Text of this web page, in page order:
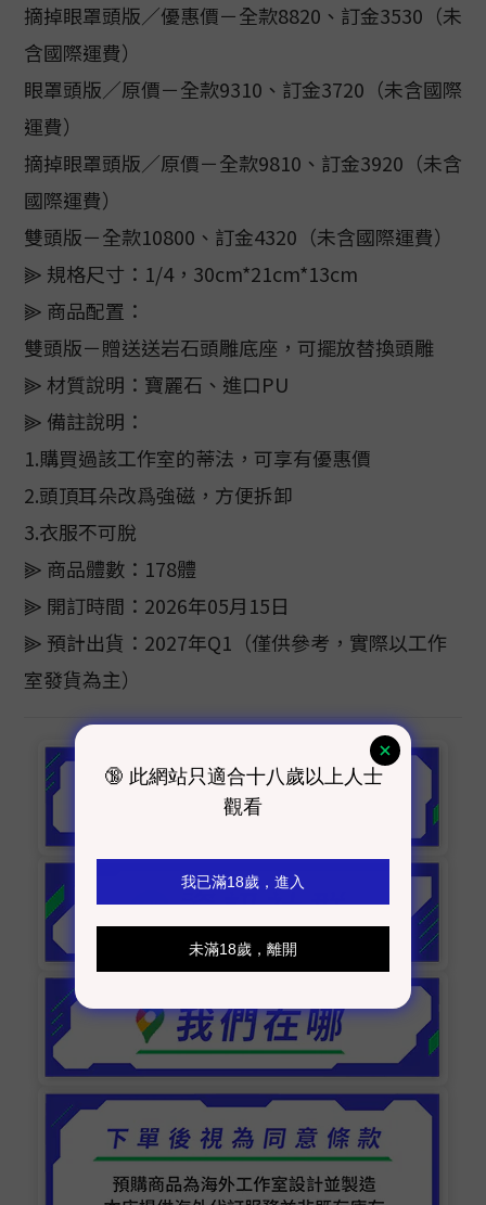
摘掉眼罩頭版／優惠價－全款8820、訂金3530（未
含國際運費）
眼罩頭版／原價－全款9310、訂金3720（未含國際
運費）
摘掉眼罩頭版／原價－全款9810、訂金3920（未含
國際運費）
雙頭版－全款10800、訂金4320（未含國際運費）
⫸ 規格尺寸：1/4，30cm*21cm*13cm
⫸ 商品配置：
雙頭版－贈送送岩石頭雕底座，可擺放替換頭雕
⫸ 材質說明：寶麗石、進口PU
⫸ 備註說明：
1.購買過該工作室的蒂法，可享有優惠價
2.頭頂耳朵改爲強磁，方便拆卸
3.衣服不可脫
⫸ 商品體數：178體
⫸ 開訂時間：2026年05月15日
⫸ 預計出貨：2027年Q1（僅供參考，實際以工作
室發貨為主）